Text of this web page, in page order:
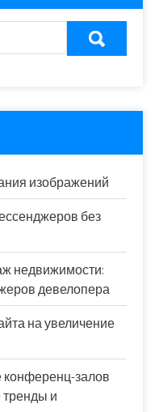
изображений
без
недвижимости:
девелопера
на увеличение
залов
и